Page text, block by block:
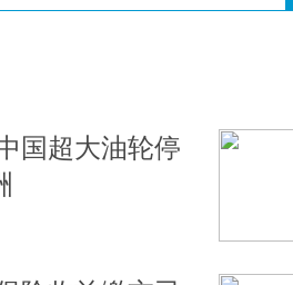
国超大油轮停